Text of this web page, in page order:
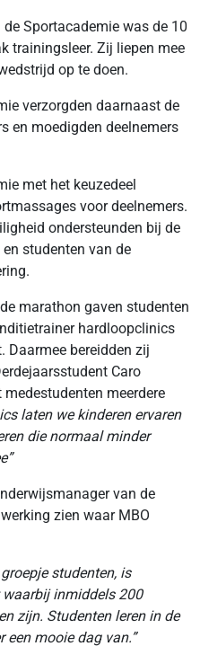
Sportacademie was de 10
trainingsleer. Zij liepen mee
op te doen.
verzorgden daarnaast de
en moedigden deelnemers
met het keuzedeel
voor deelnemers.
ondersteunden bij de
studenten van de
marathon gaven studenten
hardloopclinics
Daarmee bereidden zij
Caro
meerdere
laten we kinderen ervaren
die normaal minder
van de
zien waar MBO
studenten, is
inmiddels 200
zijn. Studenten leren in de
een mooie dag van.”